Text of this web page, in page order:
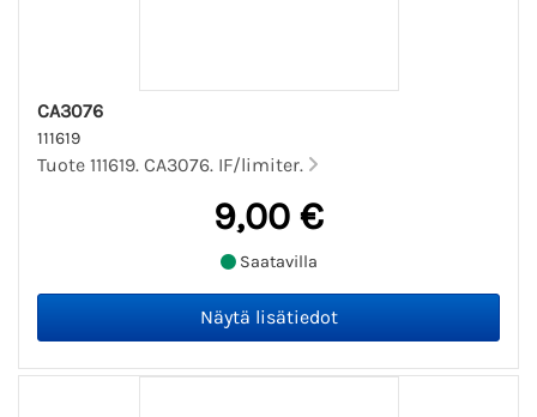
CA3076
111619
Tuote 111619. CA3076. IF/limiter.
9,00 €
Saatavilla